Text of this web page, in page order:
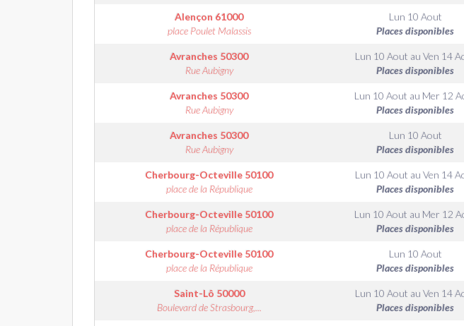
Alençon 61000
place Poulet Malassis
Lun 10 Aout
Places disponibles
Avranches 50300
Rue Aubigny
Lun 10 Aout au Ven 14
Places disponibles
Avranches 50300
Rue Aubigny
Lun 10 Aout au Mer 12
Places disponibles
Avranches 50300
Rue Aubigny
Lun 10 Aout
Places disponibles
Cherbourg-Octeville 50100
place de la République
Lun 10 Aout au Ven 14
Places disponibles
Cherbourg-Octeville 50100
place de la République
Lun 10 Aout au Mer 12
Places disponibles
Cherbourg-Octeville 50100
place de la République
Lun 10 Aout
Places disponibles
Saint-Lô 50000
Boulevard de Strasbourg,...
Lun 10 Aout au Ven 14
Places disponibles